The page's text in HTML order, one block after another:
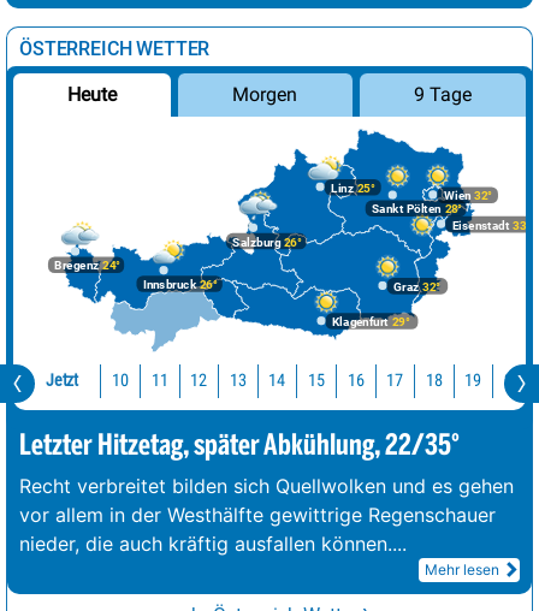
ÖSTERREICH WETTER
Heute Morgen 9 Tage
Bregenz24°
Graz32°
Innsbruck26°
Klagenfurt 29°
Linz25°
Salzburg26°
Wien 32°
Eisenstadt 33°
Sankt Pölten 28°
Jetzt 10 11 12 13 14 15 16 17 18 19 20
Letzter Hitzetag, später Abkühlung, 22/35°
Recht verbreitet bilden sich Quellwolken und es gehen
vor allem in der Westhälfte gewittrige Regenschauer
nieder, die auch kräftig ausfallen können....
Mehr lesen